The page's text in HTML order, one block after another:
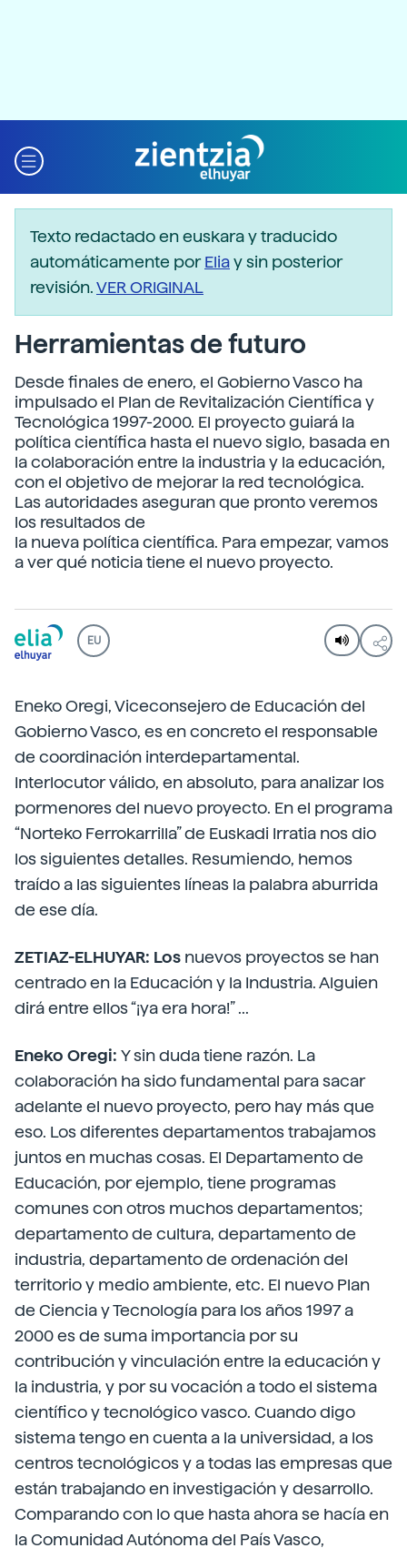
Texto redactado en euskara y traducido
automáticamente porEliay sin posterior
revisión.VER ORIGINAL
Herramientas de futuro
Desde finales de enero, el Gobierno Vasco ha
impulsado el Plan de Revitalización Científica y
Tecnológica 1997-2000. El proyecto guiará la
política científica hasta el nuevo siglo, basada en
la colaboración entre la industria y la educación,
con el objetivo de mejorar la red tecnológica.
Las autoridades aseguran que pronto veremos
los resultados de
la nueva política científica. Para empezar, vamos
a ver qué noticia tiene el nuevo proyecto.
EU
Eneko Oregi, Viceconsejero de Educación del
Gobierno Vasco, es en concreto el responsable
de coordinación interdepartamental.
Interlocutor válido, en absoluto, para analizar los
pormenores del nuevo proyecto. En el programa
“Norteko Ferrokarrilla” de Euskadi Irratia nos dio
los siguientes detalles. Resumiendo, hemos
traído a las siguientes líneas la palabra aburrida
de ese día.
ZETIAZ-ELHUYAR: Los nuevos proyectos se han
centrado en la Educación y la Industria. Alguien
dirá entre ellos “¡ya era hora!” ...
Eneko Oregi: Y sin duda tiene razón. La
colaboración ha sido fundamental para sacar
adelante el nuevo proyecto, pero hay más que
eso. Los diferentes departamentos trabajamos
juntos en muchas cosas. El Departamento de
Educación, por ejemplo, tiene programas
comunes con otros muchos departamentos;
departamento de cultura, departamento de
industria, departamento de ordenación del
territorio y medio ambiente, etc. El nuevo Plan
de Ciencia y Tecnología para los años 1997 a
2000 es de suma importancia por su
contribución y vinculación entre la educación y
la industria, y por su vocación a todo el sistema
científico y tecnológico vasco. Cuando digo
sistema tengo en cuenta a la universidad, a los
centros tecnológicos y a todas las empresas que
están trabajando en investigación y desarrollo.
Comparando con lo que hasta ahora se hacía en
la Comunidad Autónoma del País Vasco,